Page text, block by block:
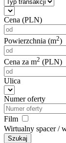
Cena (PLN)
Powierzchnia (m2)
Cena za m2 (PLN)
Ulica
Numer oferty
Film
Wirtualny spacer /
Szukaj